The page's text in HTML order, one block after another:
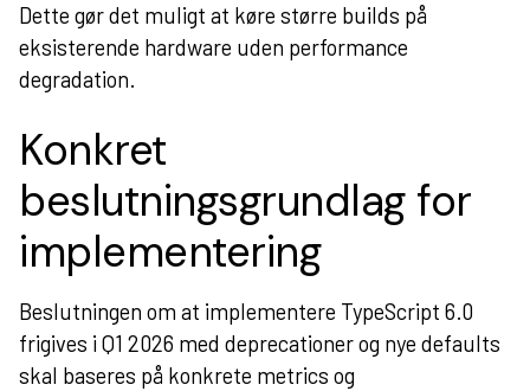
Dette gør det muligt at køre større builds på
eksisterende hardware uden performance
degradation.
Konkret
beslutningsgrundlag for
implementering
Beslutningen om at implementere TypeScript 6.0
frigives i Q1 2026 med deprecationer og nye defaults
skal baseres på konkrete metrics og